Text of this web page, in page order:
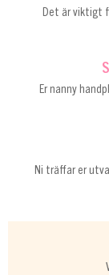
Det är viktigt
Er nanny
Ni träffar er